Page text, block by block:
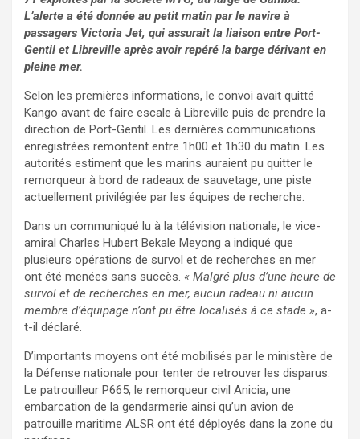
L’alerte a été donnée au petit matin par le navire à
passagers Victoria Jet, qui assurait la liaison entre Port-
Gentil et Libreville après avoir repéré la barge dérivant en
pleine mer.
Selon les premières informations, le convoi avait quitté
Kango avant de faire escale à Libreville puis de prendre la
direction de Port-Gentil. Les dernières communications
enregistrées remontent entre 1h00 et 1h30 du matin. Les
autorités estiment que les marins auraient pu quitter le
remorqueur à bord de radeaux de sauvetage, une piste
actuellement privilégiée par les équipes de recherche.
Dans un communiqué lu à la télévision nationale, le vice-
amiral Charles Hubert Bekale Meyong a indiqué que
plusieurs opérations de survol et de recherches en mer
ont été menées sans succès. « Malgré plus d’une heure de
survol et de recherches en mer, aucun radeau ni aucun
membre d’équipage n’ont pu être localisés à ce stade », a-
t-il déclaré.
D’importants moyens ont été mobilisés par le ministère de
la Défense nationale pour tenter de retrouver les disparus.
Le patrouilleur P665, le remorqueur civil Anicia, une
embarcation de la gendarmerie ainsi qu’un avion de
patrouille maritime ALSR ont été déployés dans la zone du